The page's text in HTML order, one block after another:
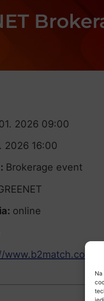
2026 09:00
2026 16:00
Brokerage event
online
www.b2match.com/